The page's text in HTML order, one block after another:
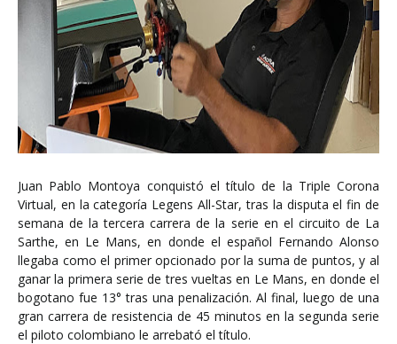
Juan Pablo Montoya conquistó el título de la Triple Corona
Virtual, en la categoría Legens All-Star, tras la disputa el fin de
semana de la tercera carrera de la serie en el circuito de La
Sarthe, en Le Mans, en donde el español Fernando Alonso
llegaba como el primer opcionado por la suma de puntos, y al
ganar la primera serie de tres vueltas en Le Mans, en donde el
bogotano fue 13° tras una penalización. Al final, luego de una
gran carrera de resistencia de 45 minutos en la segunda serie
el piloto colombiano le arrebató el título.